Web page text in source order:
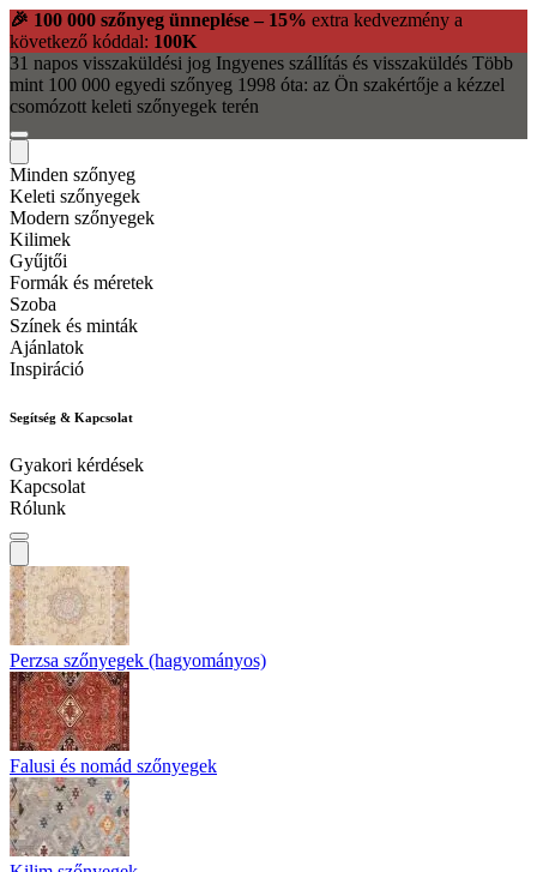
🎉 100 000 szőnyeg ünneplése – 15% extra kedvezmény a
következő kóddal: 100K
31 napos visszaküldési jog Ingyenes szállítás és visszaküldés Több
mint 100 000 egyedi szőnyeg 1998 óta: az Ön szakértője a kézzel
csomózott keleti szőnyegek terén
Minden szőnyeg
Keleti szőnyegek
Modern szőnyegek
Kilimek
Gyűjtői
Formák és méretek
Szoba
Színek és minták
Ajánlatok
Inspiráció
Segítség & Kapcsolat
Gyakori kérdések
Kapcsolat
Rólunk
Perzsa szőnyegek (hagyományos)
Falusi és nomád szőnyegek